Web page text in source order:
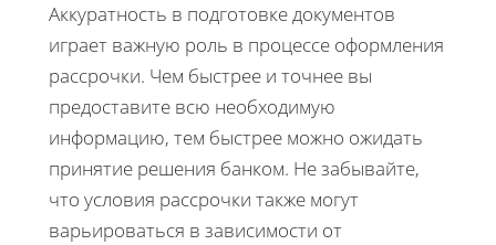
Аккуратность в подготовке документов
играет важную роль в процессе оформления
рассрочки. Чем быстрее и точнее вы
предоставите всю необходимую
информацию, тем быстрее можно ожидать
принятие решения банком. Не забывайте,
что условия рассрочки также могут
варьироваться в зависимости от